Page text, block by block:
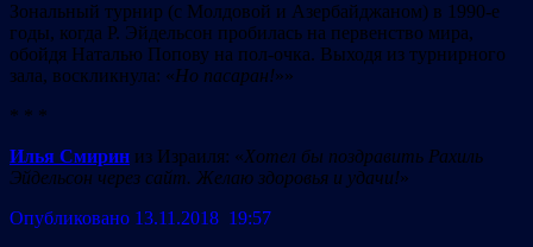
Зональный турнир (с Молдовой и Азербайджаном) в 1990-е
годы, когда Р. Эйдельсон пробилась на первенство мира,
обойдя Наталью Попову на пол-очка. Выходя из турнирного
зала, воскликнула: «Но пасаран!»»
* * *
Илья Смирин из Израиля: «Хотел бы поздравить Рахиль
Эйдельсон через сайт. Желаю здоровья и удачи!»
Опубликовано 13.11.2018 19:57